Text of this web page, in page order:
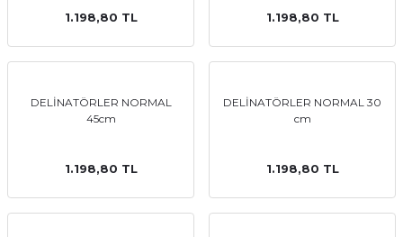
Kağıdı
1.198,80 TL 1.198,80 TL
DELİNATÖRLER NORMAL
45cm
1.198,80 TL
DELİNATÖRLER NORMAL 30
cm
1.198,80 TL